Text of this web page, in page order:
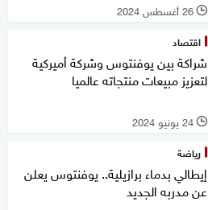
l 26 أغسطس 2024
اقتصاد
شراكة بين يوفنتوس وشركة أميركية
لتعزيز مبيعات منتجاته عالميا
l 24 يونيو 2024
رياضة
إيطالي بدماء برازيلية.. يوفنتوس يعلن
عن مدربه الجديد